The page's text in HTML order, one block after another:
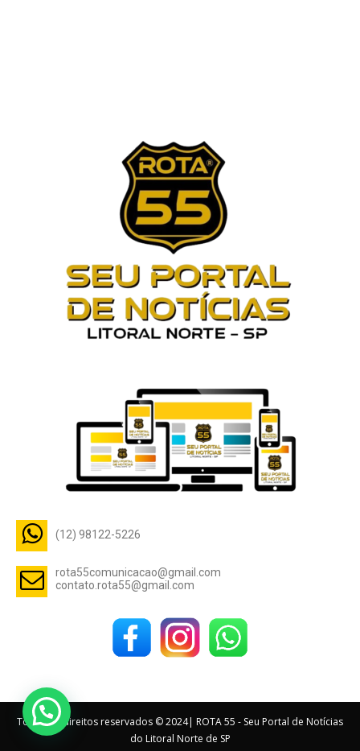
(12) 98122-5226
rota55comunicacao@gmail.com
contato.rota55@gmail.com
Todos os direitos reservados © 2024| ROTA 55 - Seu Portal de Notícias
do Litoral Norte de SP